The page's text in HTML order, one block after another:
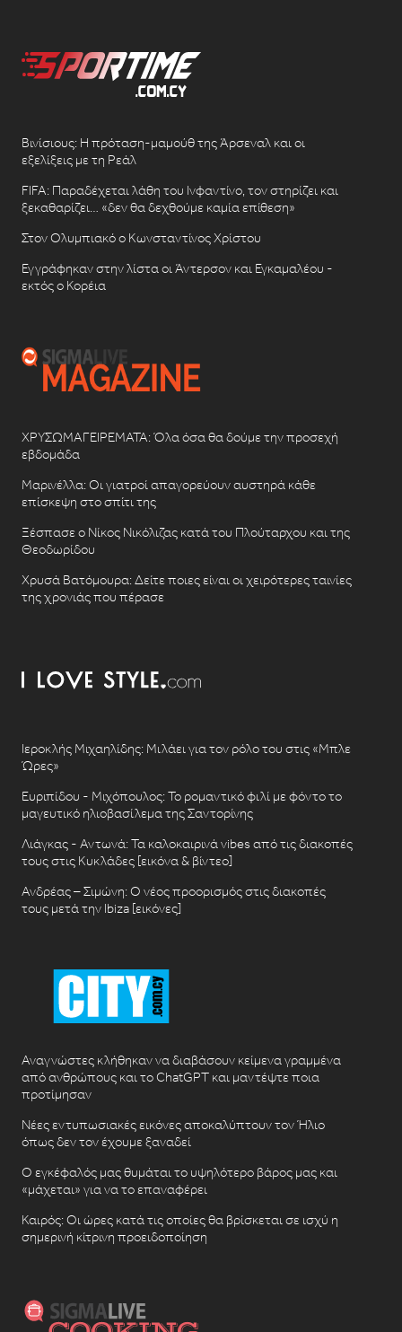
Βινίσιους: Η πρόταση-μαμούθ της Άρσεναλ και οι
εξελίξεις με τη Ρεάλ
FIFA: Παραδέχεται λάθη του Ινφαντίνο, τον στηρίζει και
ξεκαθαρίζει… «δεν θα δεχθούμε καμία επίθεση»
Στον Ολυμπιακό ο Κωνσταντίνος Χρίστου
Εγγράφηκαν στην λίστα οι Άντερσον και Εγκαμαλέου -
εκτός ο Κορέια
ΧΡΥΣΩΜΑΓΕΙΡΕΜΑΤΑ: Όλα όσα θα δούμε την προσεχή
εβδομάδα
Μαρινέλλα: Οι γιατροί απαγορεύουν αυστηρά κάθε
επίσκεψη στο σπίτι της
Ξέσπασε ο Νίκος Νικόλιζας κατά του Πλούταρχου και της
Θεοδωρίδου
Χρυσά Βατόμουρα: Δείτε ποιες είναι οι χειρότερες ταινίες
της χρονιάς που πέρασε
Ιεροκλής Μιχαηλίδης: Μιλάει για τον ρόλο του στις «Μπλε
Ώρες»
Ευριπίδου - Μιχόπουλος: Το ρομαντικό φιλί με φόντο το
μαγευτικό ηλιοβασίλεμα της Σαντορίνης
Λιάγκας - Αντωνά: Τα καλοκαιρινά vibes από τις διακοπές
τους στις Κυκλάδες [εικόνα & βίντεο]
Ανδρέας – Σιμώνη: Ο νέος προορισμός στις διακοπές
τους μετά την Ibiza [εικόνες]
Αναγνώστες κλήθηκαν να διαβάσουν κείμενα γραμμένα
από ανθρώπους και το ChatGPT και μαντέψτε ποια
προτίμησαν
Νέες εντυπωσιακές εικόνες αποκαλύπτουν τον Ήλιο
όπως δεν τον έχουμε ξαναδεί
Ο εγκέφαλός μας θυμάται το υψηλότερο βάρος μας και
«μάχεται» για να το επαναφέρει
Καιρός: Οι ώρες κατά τις οποίες θα βρίσκεται σε ισχύ η
σημερινή κίτρινη προειδοποίηση